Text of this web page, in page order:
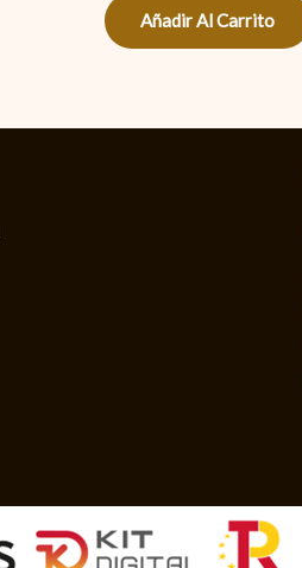
Añadir Al Carrito